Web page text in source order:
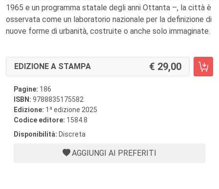
1965 e un programma statale degli anni Ottanta –, la città è
osservata come un laboratorio nazionale per la definizione di
nuove forme di urbanità, costruite o anche solo immaginate.
EDIZIONE A STAMPA 29,00
Pagine: 186
ISBN: 9788835175582
Edizione: 1 a edizione 2025
Codice editore: 1584.8
Disponibilità: Discreta
AGGIUNGI AI PREFERITI